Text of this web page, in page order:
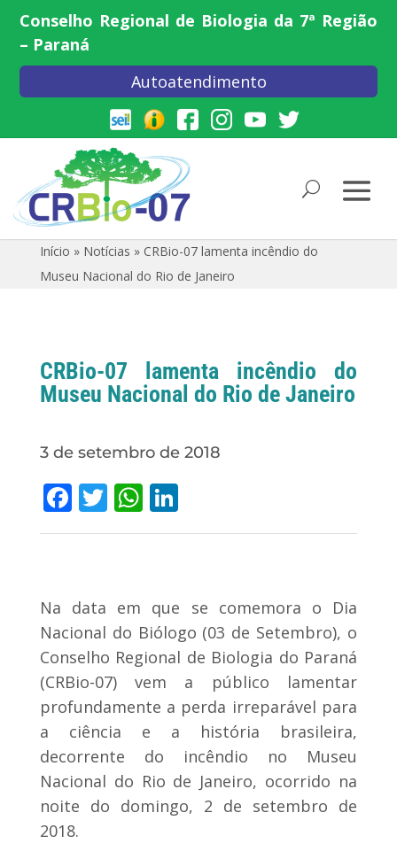
Conselho Regional de Biologia da 7ª Região
– Paraná
Autoatendimento
Início » Notícias » CRBio-07 lamenta incêndio do
Museu Nacional do Rio de Janeiro
CRBio-07 lamenta incêndio do
Museu Nacional do Rio de Janeiro
3 de setembro de 2018
Facebook
Twitter
WhatsApp
LinkedIn
Na data em que se comemora o Dia
Nacional do Biólogo (03 de Setembro), o
Conselho Regional de Biologia do Paraná
(CRBio-07) vem a público lamentar
profundamente a perda irreparável para
a ciência e a história brasileira,
decorrente do incêndio no Museu
Nacional do Rio de Janeiro, ocorrido na
noite do domingo, 2 de setembro de
2018.